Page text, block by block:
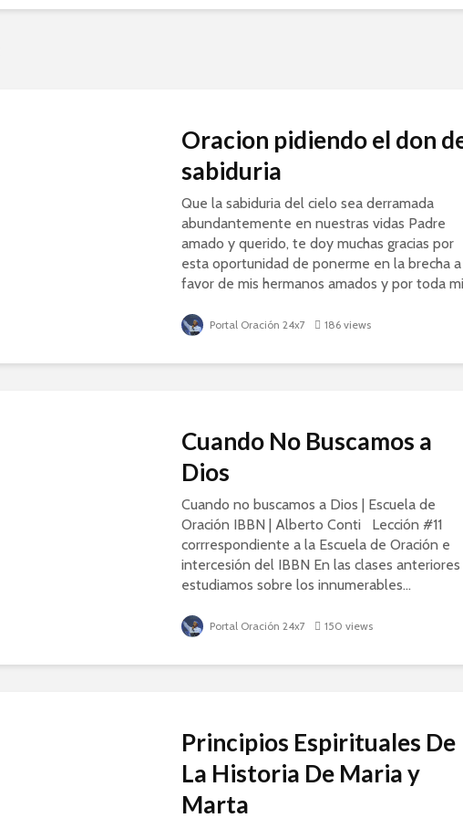
Oracion pidiendo el don
sabiduria
Que la sabiduria del cielo sea derramada
abundantemente en nuestras vidas Padre
amado y querido, te doy muchas gracias por
esta oportunidad de ponerme en la brecha a
favor de mis hermanos amados y por toda mi
Portal Oración 24x7 186 views
Cuando No Buscamos a
Dios
Cuando no buscamos a Dios | Escuela de
Oración IBBN | Alberto Conti Lección #11
corrrespondiente a la Escuela de Oración e
intercesión del IBBN En las clases anteriores
estudiamos sobre los innumerables...
Portal Oración 24x7 150 views
Principios Espirituales De
La Historia De Maria y
Marta